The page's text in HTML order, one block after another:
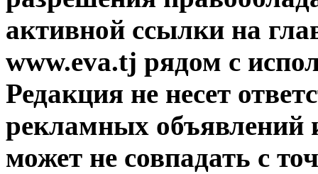
активной ссылки на
www.eva.tj рядом с
Редакция не несет
рекламных объявлений
может не совпадать с